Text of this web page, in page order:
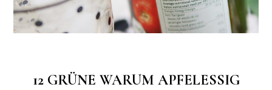
12 GRÜNE WARUM APFELESSIG